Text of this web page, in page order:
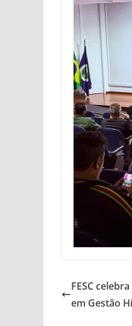
FESC
em Gestão